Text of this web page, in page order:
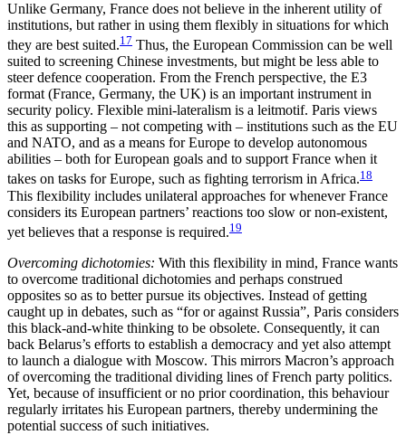
Unlike Germany, France does not believe in the inherent utility of
institutions, but rather in using them flexibly in situations for which
they are best suited.17 Thus, the European Commission can be well
suited to screening Chinese investments, but might be less able to
steer defence cooperation. From the French perspective, the E3
format (France, Germany, the UK) is an important instrument in
security policy. Flexible mini-lateralism is a leitmotif. Paris views
this as supporting – not competing with – institutions such as the EU
and NATO, and as a means for Europe to develop autonomous
abilities – both for European goals and to support France when it
takes on tasks for Europe, such as fighting terrorism in Africa.18
This flexibility includes unilateral approaches for when­ever France
considers its European partners’ reactions too slow or non-existent,
yet believes that a response is required.19
Overcoming dichotomies: With this flexibility in mind, France wants
to overcome traditional dichotomies and perhaps construed
opposites so as to better pur­sue its objectives. Instead of getting
caught up in de­bates, such as “for or against Russia”, Paris con­siders
this black-and-white thinking to be obsolete. Con­sequently, it can
back Belarus’s efforts to establish a democracy and yet also attempt
to launch a dia­logue with Moscow. This mirrors Macron’s approach
of overcoming the traditional dividing lines of French party politics.
Yet, because of insufficient or no prior coordination, this behaviour
regularly irritates his European partners, thereby undermining the
poten­tial success of such initiatives.